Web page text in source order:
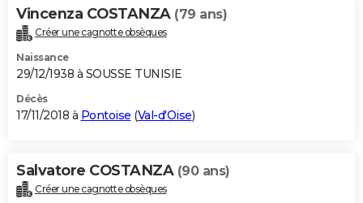
Vincenza COSTANZA (79 ans)
Créer une cagnotte obsèques
Naissance
29/12/1938 à SOUSSE TUNISIE
Décès
17/11/2018 à Pontoise (Val-d'Oise)
Salvatore COSTANZA (90 ans)
Créer une cagnotte obsèques